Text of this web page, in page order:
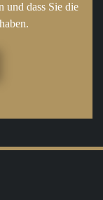
und dass Sie die